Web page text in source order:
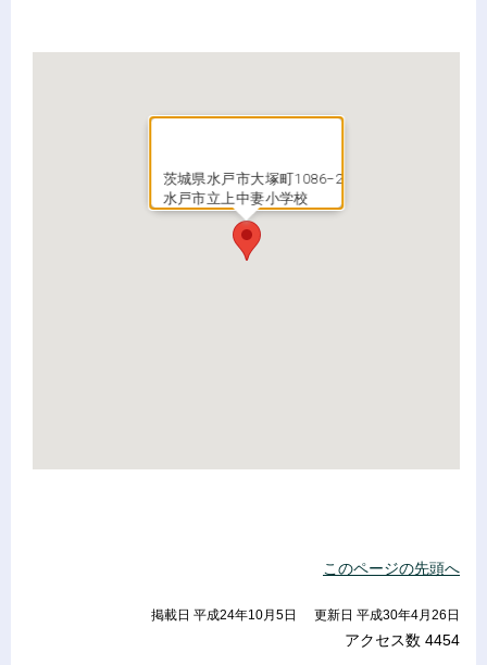
茨城県水戸市大塚町1086−2
水戸市立上中妻小学校
このページの先頭へ
掲載日 平成24年10月5日 更新日 平成30年4月26日
アクセス数 4454